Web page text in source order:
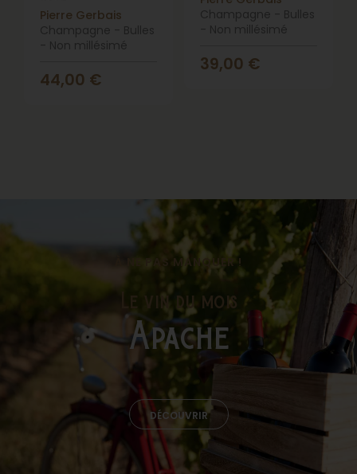
Pierre Gerbais
Champagne - Bulles
- Non millésimé
44,00 €
Champagne - Bulles
- Non millésimé
39,00 €
À NE PAS MANQUER !
Le vin du mois
Apache
DÉCOUVRIR